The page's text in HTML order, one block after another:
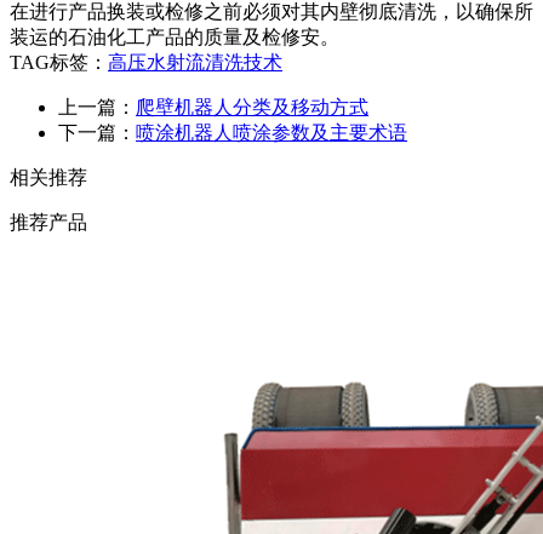
在进行产品换装或检修之前必须对其内壁彻底清洗，以确保所
装运的石油化工产品的质量及检修安。
TAG标签： 高压水射流清洗技术
上一篇： 爬壁机器人分类及移动方式
下一篇： 喷涂机器人喷涂参数及主要术语
相关推荐
推荐产品